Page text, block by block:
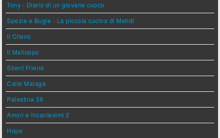
Tony - Diario di un giovane cuoco
Spezie e Bugie - La piccola cucina di Mehdi
Il Cileno
Il Malloppo
Silent Friend
Calle Malaga
Palestina 36
Amori e Incantesimi 2
Hope